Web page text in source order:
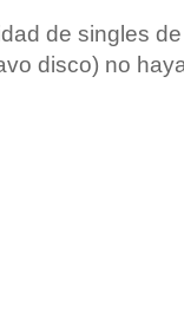
de singles
disco) no